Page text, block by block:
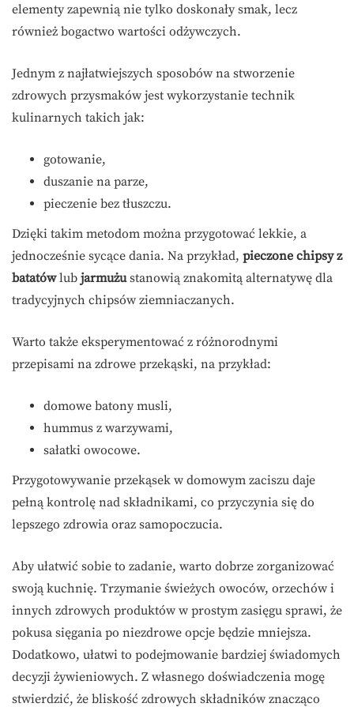
elementy zapewnią nie tylko doskonały smak, lecz
również bogactwo wartości odżywczych.
Jednym z najłatwiejszych sposobów na stworzenie
zdrowych przysmaków jest wykorzystanie technik
kulinarnych takich jak:
gotowanie,
duszanie na parze,
pieczenie bez tłuszczu.
Dzięki takim metodom można przygotować lekkie, a
jednocześnie sycące dania. Na przykład, pieczone chipsy z
batatówlub jarmużustanowią znakomitą alternatywę dla
tradycyjnych chipsów ziemniaczanych.
Warto także eksperymentować z różnorodnymi
przepisami na zdrowe przekąski, na przykład:
domowe batony musli,
hummus z warzywami,
sałatki owocowe.
Przygotowywanie przekąsek w domowym zaciszu daje
pełną kontrolę nad składnikami, co przyczynia się do
lepszego zdrowia oraz samopoczucia.
Aby ułatwić sobie to zadanie, warto dobrze zorganizować
swoją kuchnię. Trzymanie świeżych owoców, orzechów i
innych zdrowych produktów w prostym zasięgu sprawi, że
pokusa sięgania po niezdrowe opcje będzie mniejsza.
Dodatkowo, ułatwi to podejmowanie bardziej świadomych
decyzji żywieniowych. Z własnego doświadczenia mogę
stwierdzić, że bliskość zdrowych składników znacząco